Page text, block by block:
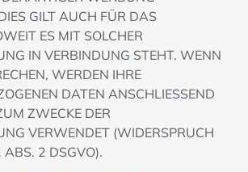
GILT AUCH FÜR DAS
ES MIT SOLCHER
IN VERBINDUNG STEHT. WENN
WERDEN IHRE
DATEN ANSCHLIESSEND
ZWECKE DER
VERWENDET (WIDERSPRUCH
2 DSGVO).